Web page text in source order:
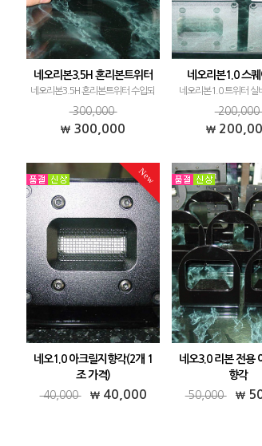
네오리본3.5H 혼리본트위터
네오리본3.5H 혼리본트위터 수입되
었습니다. 혼트위터 특성상 차량용
보다는 홈 어플리케이션용으로 효과
300,000
300,000
네오리본1.0 스
네오리본1.0 트위터 실
수입됐습니다. 최근에는
보다 데시보드 맨 가장자
는 그 어떤 유닛과도 조
러지며, 맑…
200,000
New
네오1.0 아크릴지향각(2개 1
조 가격)
네오1.0 아크릴지향각 출시합니다.
40,000 40,000
네오3.0 리본 전용
향각
네오3.0 리본트위터 전
50,000